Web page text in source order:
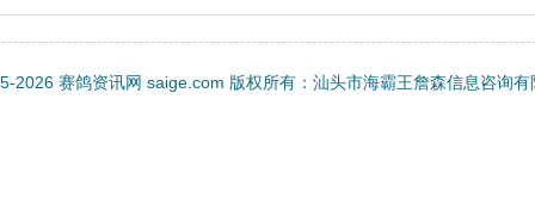
2026 赛鸽资讯网 saige.com 版权所有：汕头市海霸王詹森信息咨询有